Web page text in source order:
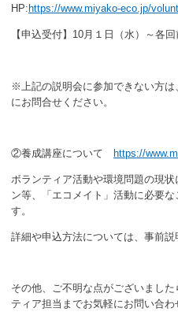
HP: https://www.miyako-eco.jp/
【申込受付】10月１日（水）～各
※上記の説明会に参加できない方
にお問合せください。
②養成講座について https://
ボランティア活動や環境問題の現
ン等、「エコメイト」活動に必要
す。
詳細や申込方法については、事前説
その他、ご不明な点がございまし
ティア担当までお気軽にお問い合わ